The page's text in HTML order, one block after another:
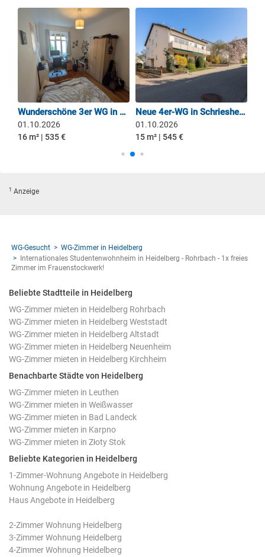
Wunderschöne 3er WG in Handschuhsheim
01.10.2026
16 m² | 535 €
Neue 4er-WG in Schriesheim – ideal für Studis & Berufseinsteiger
01.10.2026
15 m² | 545 €
1 Anzeige
WG-Gesucht
WG-Zimmer in Heidelberg
Internationales Studentenwohnheim in Heidelberg - Rohrbach - 1x freies
Zimmer im Frauenstockwerk!
Beliebte Stadtteile in Heidelberg
WG-Zimmer mieten in Heidelberg Rohrbach
WG-Zimmer mieten in Heidelberg Weststadt
WG-Zimmer mieten in Heidelberg Altstadt
WG-Zimmer mieten in Heidelberg Neuenheim
WG-Zimmer mieten in Heidelberg Kirchheim
Benachbarte Städte von Heidelberg
WG-Zimmer mieten in Leuthen
WG-Zimmer mieten in Weißwasser
WG-Zimmer mieten in Bad Landeck
WG-Zimmer mieten in Karpno
WG-Zimmer mieten in Złoty Stok
Beliebte Kategorien in Heidelberg
1-Zimmer-Wohnung Angebote in Heidelberg
Wohnung Angebote in Heidelberg
Haus Angebote in Heidelberg
2-Zimmer Wohnung Heidelberg
3-Zimmer Wohnung Heidelberg
4-Zimmer Wohnung Heidelberg